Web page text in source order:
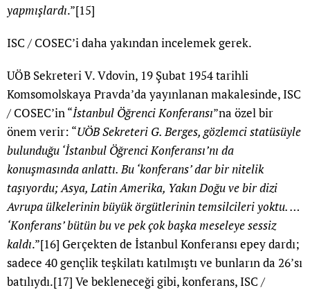
yapmışlardı.”[15]
ISC / COSEC’i daha yakından incelemek gerek.
UÖB Sekreteri V. Vdovin, 19 Şubat 1954 tarihli
Komsomolskaya Pravda’da yayınlanan makalesinde, ISC
/ COSEC’in “İstanbul Öğrenci Konferansı”na özel bir
önem verir: “UÖB Sekreteri G. Berges, gözlemci statüsüyle
bulunduğu ‘İstanbul Öğrenci Konferansı’nı da
konuşmasında anlattı. Bu ‘konferans’ dar bir nitelik
taşıyordu; Asya, Latin Amerika, Yakın Doğu ve bir dizi
Avrupa ülkelerinin büyük örgütlerinin temsilcileri yoktu. …
‘Konferans’ bütün bu ve pek çok başka meseleye sessiz
kaldı.”[16] Gerçekten de İstanbul Konferansı epey dardı;
sadece 40 gençlik teşkilatı katılmıştı ve bunların da 26’sı
batılıydı.[17] Ve bekleneceği gibi, konferans, ISC /